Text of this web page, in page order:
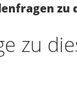
zu
zu